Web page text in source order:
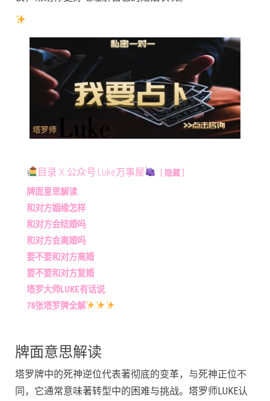
目录 X 公众号:Luke万事屋 隐藏
牌面意思解读
和对方姻缘怎样
和对方会结婚吗
和对方会离婚吗
要不要和对方离婚
要不要和对方复婚
塔罗大师LUKE有话说
78张塔罗牌全解
牌面意思解读
塔罗牌中的死神逆位代表著彻底的变革，与死神正位不
同，它通常意味著转型中的困难与挑战。塔罗师LUKE认